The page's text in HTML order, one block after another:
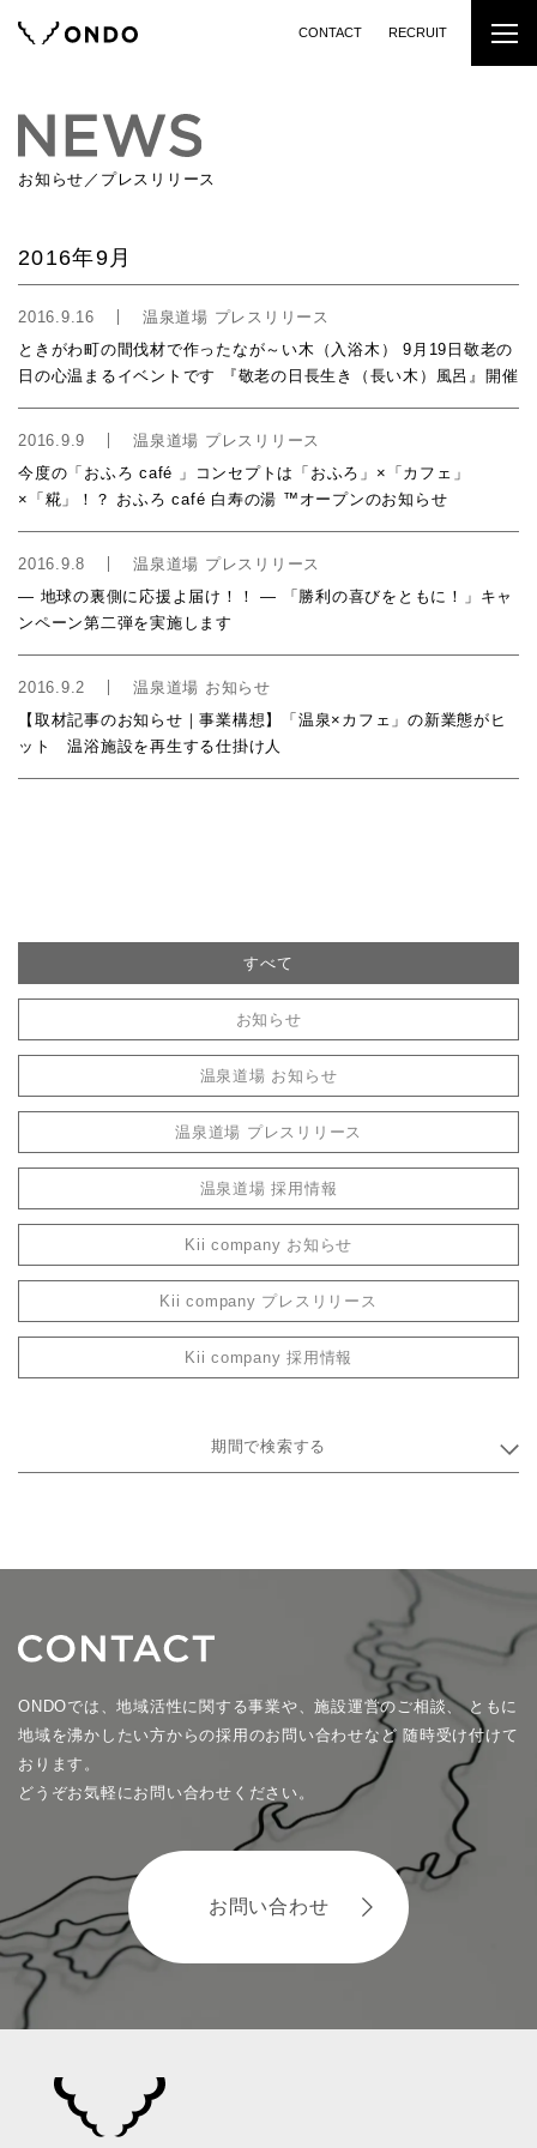
CONTACT RECRUIT
お知らせ／プレスリリース
2016年9月
2016.9.16
温泉道場 プレスリリース
ときがわ町の間伐材で作ったなが～い木（入浴木） 9月19日敬老の
日の心温まるイベントです 『敬老の日長生き（長い木）風呂』開催
2016.9.9
温泉道場 プレスリリース
今度の「おふろ café 」コンセプトは「おふろ」×「カフェ」
×「糀」！？ おふろ café 白寿の湯 ™オープンのお知らせ
2016.9.8
温泉道場 プレスリリース
― 地球の裏側に応援よ届け！！ ― 「勝利の喜びをともに！」キャ
ンペーン第二弾を実施します
2016.9.2
温泉道場 お知らせ
【取材記事のお知らせ｜事業構想】「温泉×カフェ」の新業態がヒ
ット 温浴施設を再生する仕掛け人
すべて
お知らせ
温泉道場 お知らせ
温泉道場 プレスリリース
温泉道場 採用情報
Kii company お知らせ
Kii company プレスリリース
Kii company 採用情報
期間で検索する
ONDOでは、地域活性に関する事業や、施設運営のご相談、ともに
地域を沸かしたい方からの採用のお問い合わせなど 随時受け付けて
おります。
どうぞお気軽にお問い合わせください。
お問い合わせ